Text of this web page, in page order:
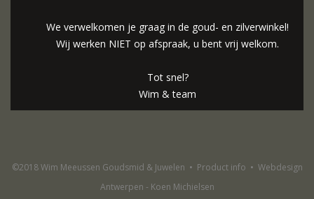
We verwelkomen je graag in de goud- en zilverwinkel!
Wij werken NIET op afspraak, u bent vrij welkom.
Tot snel?
Wim & team
©2018 Wim Meeussen Goudsmid & Juwelen • Product info • Webdesign
Antwerpen - Koen Michielsen